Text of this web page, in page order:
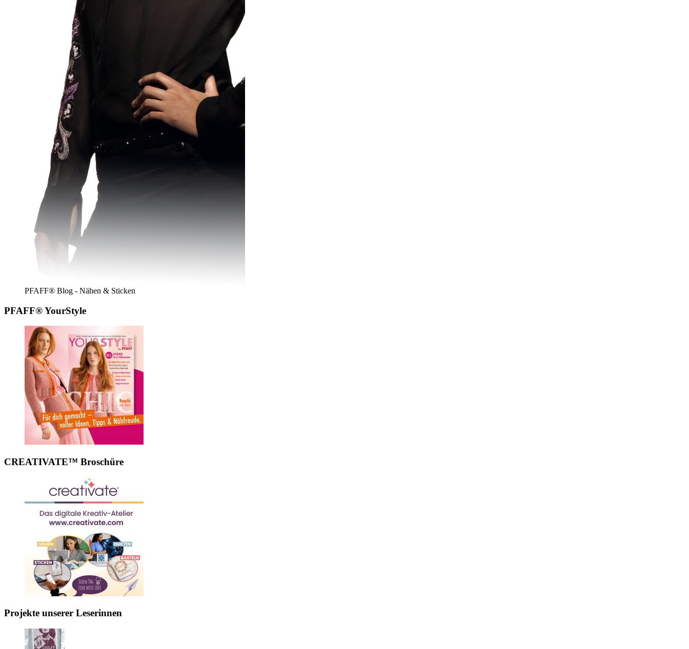
PFAFF® Blog - Nähen & Sticken
PFAFF® YourStyle
CREATIVATE™ Broschüre
Projekte unserer Leserinnen